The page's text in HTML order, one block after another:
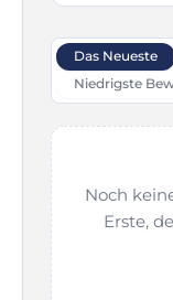
Das Neueste
Niedrigste
Noch
Erste,